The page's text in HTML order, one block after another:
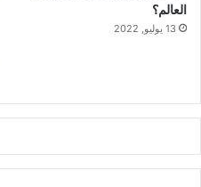
العالم؟
13 يوليو, 2022